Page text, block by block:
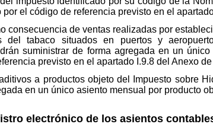
el código de referencia previsto en el
de ventas realizadas por
tabaco situados en puertos y
suministrar de forma agregada en un
previsto en el apartado I.9.8 del Anexo
a productos objeto del Impuesto sobre
en un único asiento mensual por producto
electrónico de los asientos